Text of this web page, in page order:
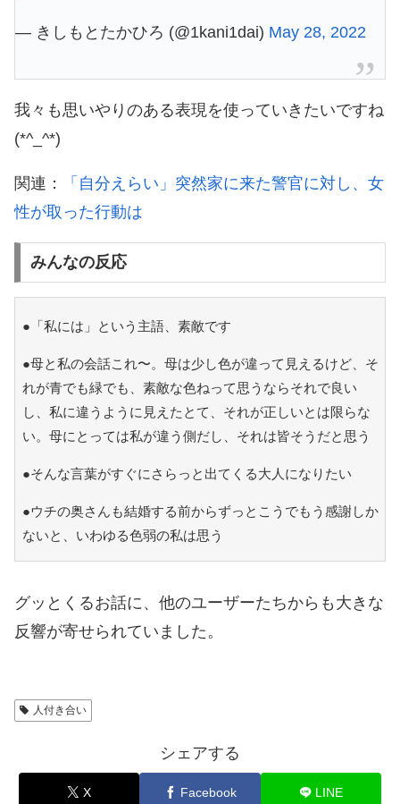
— きしもとたかひろ (@1kani1dai) May 28, 2022
我々も思いやりのある表現を使っていきたいですね
(*^_^*)
関連：
「自分えらい」突然家に来た警官に対し、女
性が取った行動は
みんなの反応
●「私には」という主語、素敵です
●母と私の会話これ〜。母は少し色が違って見えるけど、そ
れが青でも緑でも、素敵な色ねって思うならそれで良い
し、私に違うように見えたとて、それが正しいとは限らな
い。母にとっては私が違う側だし、それは皆そうだと思う
●そんな言葉がすぐにさらっと出てくる大人になりたい
●ウチの奥さんも結婚する前からずっとこうでもう感謝しか
ないと、いわゆる色弱の私は思う
グッとくるお話に、他のユーザーたちからも大きな
反響が寄せられていました。
人付き合い
シェアする
X Facebook LINE